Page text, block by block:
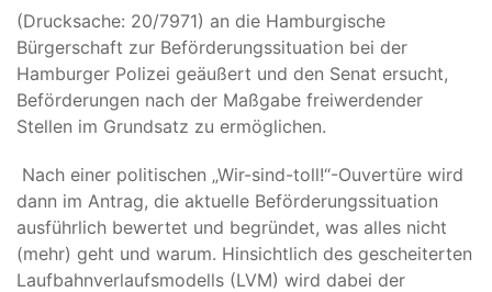
(Drucksache: 20/7971) an die Hamburgische
Bürgerschaft zur Beförderungssituation bei der
Hamburger Polizei geäußert und den Senat ersucht,
Beförderungen nach der Maßgabe freiwerdender
Stellen im Grundsatz zu ermöglichen.
Nach einer politischen „Wir-sind-toll!“-Ouvertüre wird
dann im Antrag, die aktuelle Beförderungssituation
ausführlich bewertet und begründet, was alles nicht
(mehr) geht und warum. Hinsichtlich des gescheiterten
Laufbahnverlaufsmodells (LVM) wird dabei der